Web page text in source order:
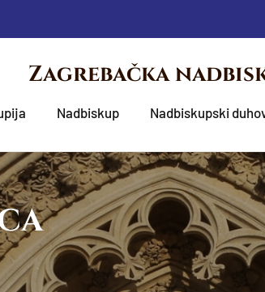
Zagrebačka
Nadbiskup Nadbiskupski